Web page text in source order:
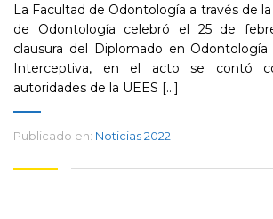
La Facultad de Odontología a través de
de Odontología celebró el 25 de
clausura del Diplomado en
Interceptiva, en el acto se contó
autoridades de la UEES [...]
Publicado en: Noticias 2022